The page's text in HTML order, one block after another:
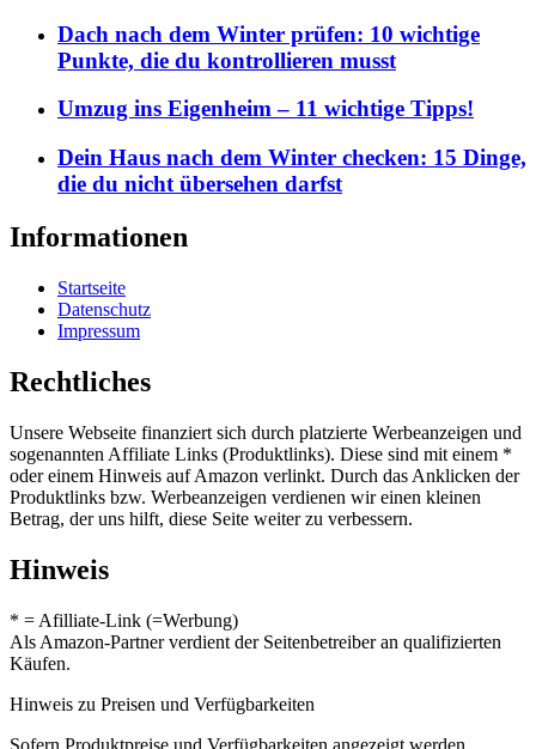
Dach nach dem Winter prüfen: 10 wichtige
Punkte, die du kontrollieren musst
Umzug ins Eigenheim – 11 wichtige Tipps!
Dein Haus nach dem Winter checken: 15 Dinge,
die du nicht übersehen darfst
Informationen
Startseite
Datenschutz
Impressum
Rechtliches
Unsere Webseite finanziert sich durch platzierte Werbeanzeigen und
sogenannten Affiliate Links (Produktlinks). Diese sind mit einem *
oder einem Hinweis auf Amazon verlinkt. Durch das Anklicken der
Produktlinks bzw. Werbeanzeigen verdienen wir einen kleinen
Betrag, der uns hilft, diese Seite weiter zu verbessern.
Hinweis
* = Afilliate-Link (=Werbung)
Als Amazon-Partner verdient der Seitenbetreiber an qualifizierten
Käufen.
Hinweis zu Preisen und Verfügbarkeiten
Sofern Produktpreise und Verfügbarkeiten angezeigt werden,